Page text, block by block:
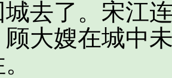
去了。宋江
顾大嫂在城中